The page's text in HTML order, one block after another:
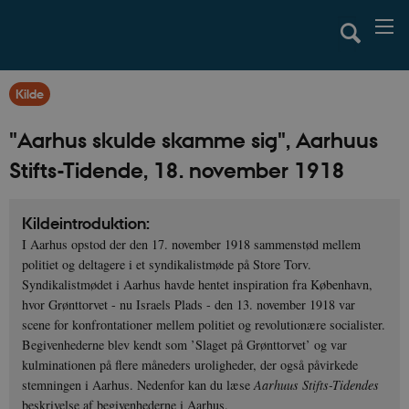
Kilde
"Aarhus skulde skamme sig", Aarhuus
Stifts-Tidende, 18. november 1918
Kildeintroduktion:
I Aarhus opstod der den 17. november 1918 sammenstød mellem
politiet og deltagere i et syndikalistmøde på Store Torv.
Syndikalistmødet i Aarhus havde hentet inspiration fra København,
hvor Grønttorvet - nu Israels Plads - den 13. november 1918 var
scene for konfrontationer mellem politiet og revolutionære socialister.
Begivenhederne blev kendt som ’Slaget på Grønttorvet’ og var
kulminationen på flere måneders uroligheder, der også påvirkede
stemningen i Aarhus. Nedenfor kan du læseAarhuus Stifts-Tidendes
beskrivelse af begivenhederne i Aarhus.